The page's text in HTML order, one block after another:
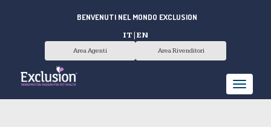
BENVENUTI NEL MONDO EXCLUSION
IT |EN
Area Agenti Area Rivenditori
T
o